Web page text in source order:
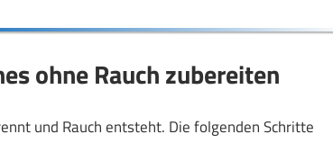
ohne Rauch zubereiten
und Rauch entsteht. Die folgenden Schritte